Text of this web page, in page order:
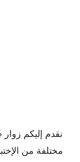
نقدم إليكم زوار
مختلفة من